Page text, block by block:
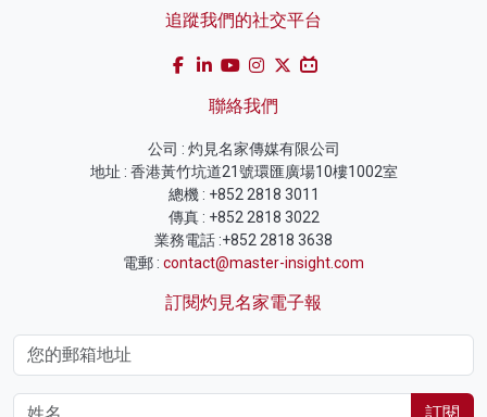
追蹤我們的社交平台
聯絡我們
公司 : 灼見名家傳媒有限公司
地址 : 香港黃竹坑道21號環匯廣場10樓1002室
總機 : +852 2818 3011
傳真 : +852 2818 3022
業務電話 :+852 2818 3638
電郵 : contact@master-insight.com
訂閱灼見名家電子報